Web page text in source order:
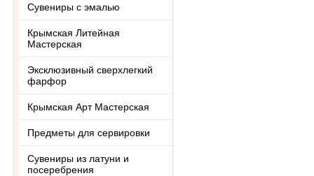
Сувениры с эмалью
Крымская Литейная
Мастерская
Эксклюзивный сверхлегкий
фарфор
Крымская Арт Мастерская
Предметы для сервировки
Сувениры из латуни и
посеребрения